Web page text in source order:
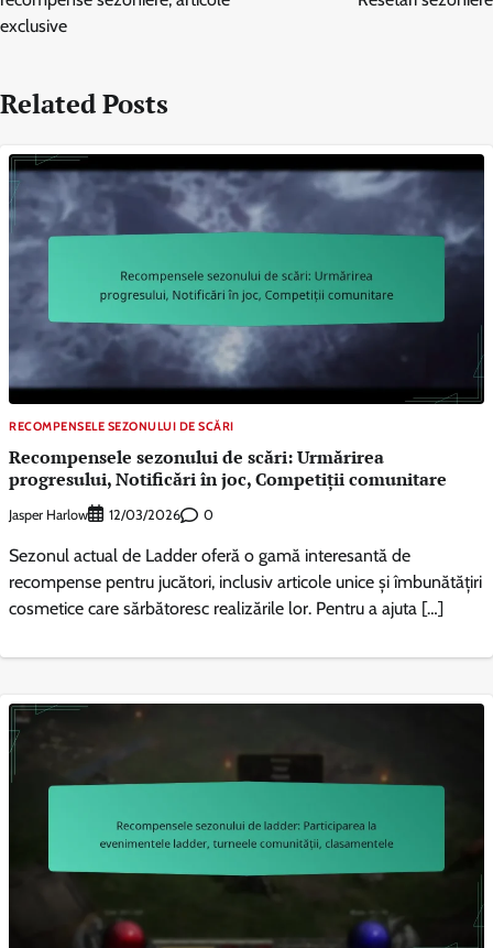
exclusive
Related Posts
RECOMPENSELE SEZONULUI DE SCĂRI
Recompensele sezonului de scări: Urmărirea
progresului, Notificări în joc, Competiții comunitare
Jasper Harlow 12/03/2026 0
Sezonul actual de Ladder oferă o gamă interesantă de
recompense pentru jucători, inclusiv articole unice și îmbunătățiri
cosmetice care sărbătoresc realizările lor. Pentru a ajuta […]